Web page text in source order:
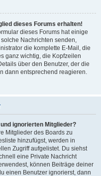
dieses Forums erhalten!
dieses Forums hat einige
Nachrichten senden,
die komplette E-Mail, die
ganz wichtig, die Kopfzeilen
über den Benutzer, der die
dann entsprechend reagieren.
ignorierten Mitglieder?
Mitglieder des Boards zu
hinzufügst, werden in
Zugriff aufgelistet. Du siehst
eine Private Nachricht
können Beiträge deiner
einen Benutzer ignorierst, dann